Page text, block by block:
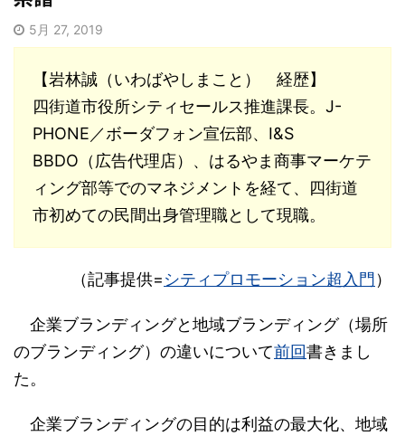
5月 27, 2019
【岩林誠（いわばやしまこと） 経歴】
四街道市役所シティセールス推進課長。J-
PHONE／ボーダフォン宣伝部、I&S
BBDO（広告代理店）、はるやま商事マーケテ
ィング部等でのマネジメントを経て、四街道
市初めての民間出身管理職として現職。
（記事提供=シティプロモーション超入門 ）
企業ブランディングと地域ブランディング（場所
のブランディング）の違いについて前回書きまし
た。
企業ブランディングの目的は利益の最大化、地域